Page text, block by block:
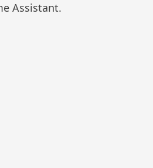
Assistant.